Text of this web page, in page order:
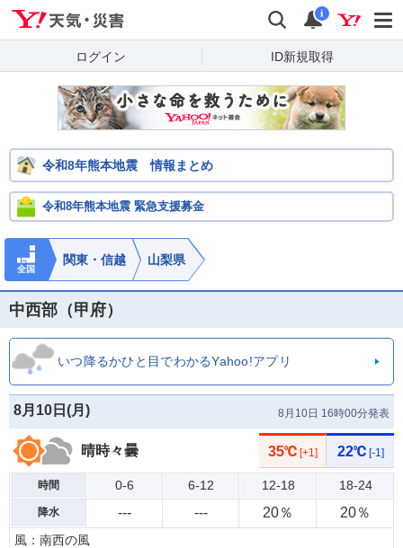
検索 通知
i
ログイン ID新規取得
令和8年熊本地震 情報まとめ
令和8年熊本地震 緊急支援募金
全国
関東・信越 山梨県
中西部（甲府）
いつ降るかひと目でわかるYahoo!アプリ
8月10日(月 ) 8月10日 16時00分発表
晴時々曇 35℃ [+1] 22℃ [-1]
時間 0-6 6-12 12-18 18-24
降水 --- --- 20％ 20％
風：南西の風